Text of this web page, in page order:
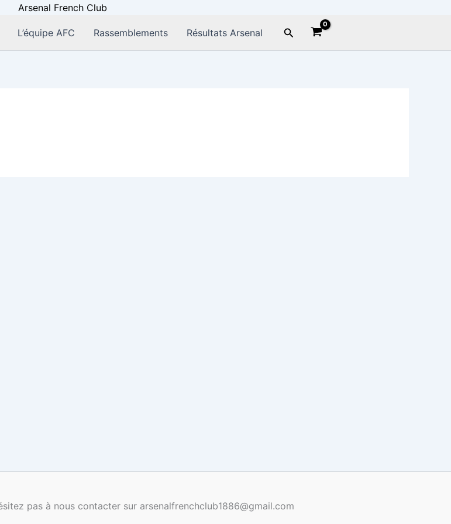
L’équipe AFC Rassemblements Résultats Arsenal Rechercher
pas à nous contacter sur arsenalfrenchclub1886@gmail.com